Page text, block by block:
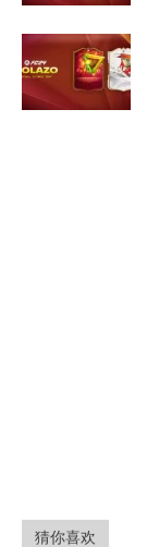
猜你喜欢